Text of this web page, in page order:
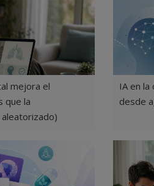
mejora el
que la
2026-08-04
IA en
desde